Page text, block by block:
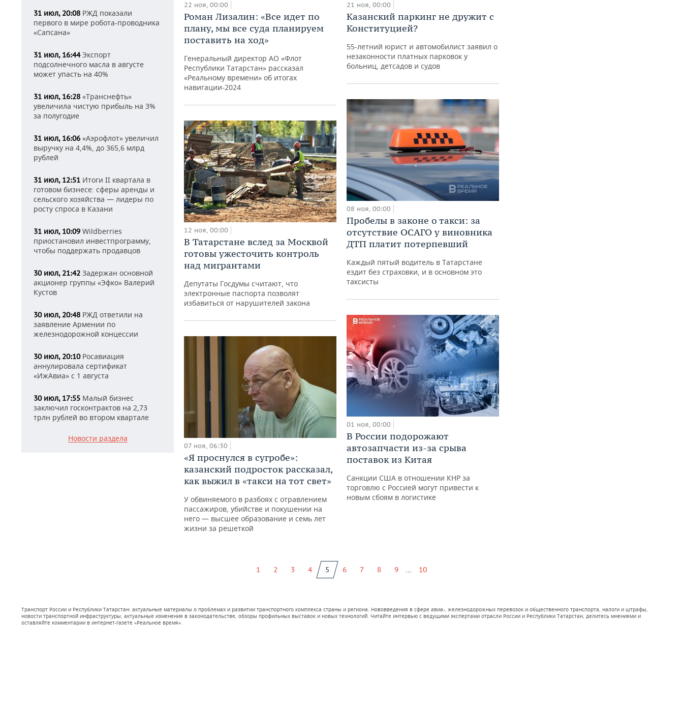
31 июл, 20:08 РЖД показали
первого в мире робота-проводника
«Сапсана»
31 июл, 16:44Экспорт
подсолнечного масла в августе
может упасть на 40%
31 июл, 16:28 «Транснефть»
увеличила чистую прибыль на 3%
за полугодие
31 июл, 16:06 «Аэрофлот» увеличил
выручку на 4,4%, до 365,6 млрд
рублей
31 июл, 12:51 Итоги II квартала в
готовом бизнесе: сферы аренды и
сельского хозяйства — лидеры по
росту спроса в Казани
31 июл, 10:09 Wildberries
приостановил инвестпрограмму,
чтобы поддержать продавцов
30 июл, 21:42 Задержан основной
акционер группы «Эфко» Валерий
Кустов
30 июл, 20:48 РЖД ответили на
заявление Армении по
железнодорожной концессии
30 июл, 20:10Росавиация
аннулировала сертификат
«ИжАвиа» с 1 августа
30 июл, 17:55 Малый бизнес
заключил госконтрактов на 2,73
трлн рублей во втором квартале
Новости раздела
22 ноя, 00:00
Роман Лизалин: «Все идет по
плану, мы все суда планируем
поставить на ход»
Генеральный директор АО «Флот
Республики Татарстан» рассказал
«Реальному времени» об итогах
навигации-2024
12 ноя, 00:00
В Татарстане вслед за Москвой
готовы ужесточить контроль
над мигрантами
Депутаты Госдумы считают, что
электронные паспорта позволят
избавиться от нарушителей закона
07 ноя, 06:30
«Я проснулся в сугробе»:
казанский подросток рассказал,
как выжил в «такси на тот свет»
У обвиняемого в разбоях с отравлением
пассажиров, убийстве и покушении на
него — высшее образование и семь лет
жизни за решеткой
21 ноя, 00:00
Казанский паркинг не дружит с
Конституцией?
55-летний юрист и автомобилист заявил о
незаконности платных парковок у
больниц, детсадов и судов
08 ноя, 00:00
Пробелы в законе о такси: за
отсутствие ОСАГО у виновника
ДТП платит потерпевший
Каждый пятый водитель в Татарстане
ездит без страховки, и в основном это
таксисты
01 ноя, 00:00
В России подорожают
автозапчасти из-за срыва
поставок из Китая
Санкции США в отношении КНР за
торговлю с Россией могут привести к
новым сбоям в логистике
1 2 3 4 5 6 7 8 9 10
Транспорт России и Республики Татарстан: актуальные материалы о проблемах и развитии транспортного комплекса страны и региона. Нововведения в сфере авиа-, железнодорожных перевозок и общественного транспорта, налоги и штрафы,
новости транспортной инфраструктуры, актуальные изменения в законодательстве, обзоры профильных выставок и новых технологий. Читайте интервью с ведущими экспертами отрасли России и Республики Татарстан, делитесь мнениями и
оставляйте комментарии в интернет-газете «Реальное время».